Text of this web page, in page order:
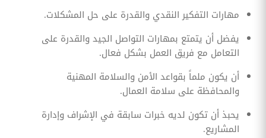
مهارات التفكير النقدي والقدرة على حل المشكلات.
يفضل أن يتمتع بمهارات التواصل الجيد والقدرة على
التعامل مع فريق العمل بشكل فعال.
أن يكون ملماً بقواعد الأمن والسلامة المهنية
والمحافظة على سلامة العمال.
يحبذ أن تكون لديه خبرات سابقة في الإشراف وإدارة
المشاريع.